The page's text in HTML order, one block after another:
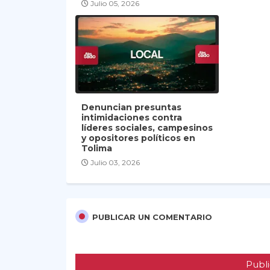
Julio 05, 2026
Denuncian presuntas
intimidaciones contra
líderes sociales, campesinos
y opositores políticos en
Tolima
Julio 03, 2026
PUBLICAR UN COMENTARIO